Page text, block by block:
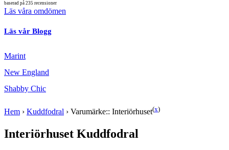
baserad på 235 recensioner
Läs våra omdömen
Läs vår Blogg
Marint
New England
Shabby Chic
Hem › Kuddfodral › Varumärke:: Interiörhuset(x)
Interiörhuset Kuddfodral